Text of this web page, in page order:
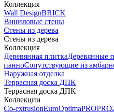
Коллекция
Wall DesignBRICK
Виниловые стены
Стены из дерева
Стены из дерева
Коллекция
Деревянная плиткаДеревянные
панноСопутствующие из
Наружная отделка
Террасная доска ДПК
Террасная доска ДПК
Коллекции
Co-extrusionEuroOptimaPRO